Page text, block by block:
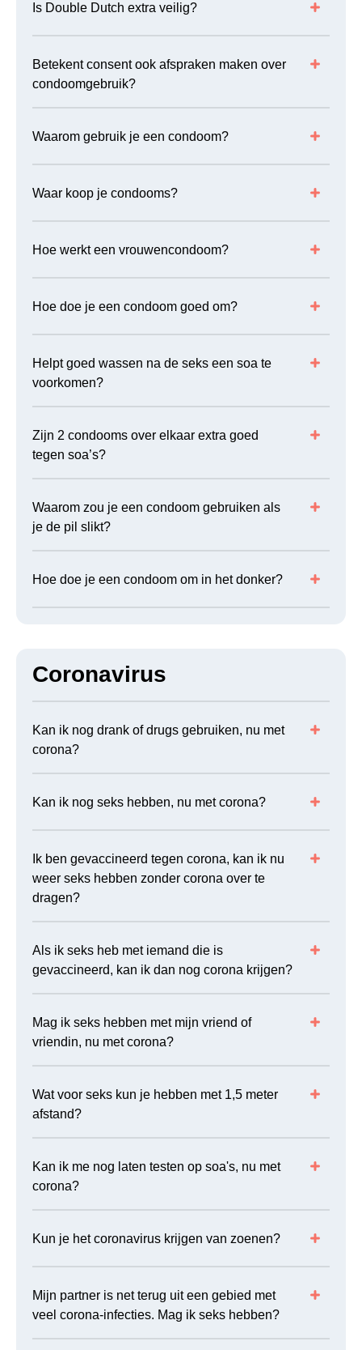
Is Double Dutch extra veilig?
Betekent consent ook afspraken maken over
condoomgebruik?
Waarom gebruik je een condoom?
Waar koop je condooms?
Hoe werkt een vrouwencondoom?
Hoe doe je een condoom goed om?
Helpt goed wassen na de seks een soa te
voorkomen?
Zijn 2 condooms over elkaar extra goed
tegen soa’s?
Waarom zou je een condoom gebruiken als
je de pil slikt?
Hoe doe je een condoom om in het donker?
Coronavirus
Kan ik nog drank of drugs gebruiken, nu met
corona?
Kan ik nog seks hebben, nu met corona?
Ik ben gevaccineerd tegen corona, kan ik nu
weer seks hebben zonder corona over te
dragen?
Als ik seks heb met iemand die is
gevaccineerd, kan ik dan nog corona krijgen?
Mag ik seks hebben met mijn vriend of
vriendin, nu met corona?
Wat voor seks kun je hebben met 1,5 meter
afstand?
Kan ik me nog laten testen op soa's, nu met
corona?
Kun je het coronavirus krijgen van zoenen?
Mijn partner is net terug uit een gebied met
veel corona-infecties. Mag ik seks hebben?